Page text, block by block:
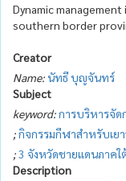
Dynamic
southern border
Creator
Name:นัทธี บุญจันทร์
Subject
keyword:การบริหารจัด
;กิจกรรมกีฬาสำหรับเย
;3 จังหวัดชายแดนภาคใ
Description